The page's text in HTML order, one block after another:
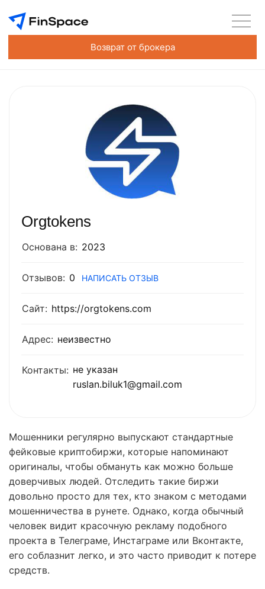
Возврат от брокера
Orgtokens
Основана в: 2023
Отзывов: 0 НАПИСАТЬ ОТЗЫВ
Сайт: https://orgtokens.com
Адрес: неизвестно
Контакты: не указан
ruslan.biluk1@gmail.com
Мошенники регулярно выпускают стандартные
фейковые криптобиржи, которые напоминают
оригиналы, чтобы обмануть как можно больше
доверчивых людей. Отследить такие биржи
довольно просто для тех, кто знаком с методами
мошенничества в рунете. Однако, когда обычный
человек видит красочную рекламу подобного
проекта в Телеграме, Инстаграме или Вконтакте,
его соблазнит легко, и это часто приводит к потере
средств.